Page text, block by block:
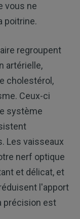
vous ne
poitrine.
regroupent
artérielle,
cholestérol,
Ceux-ci
système
Les vaisseaux
nerf optique
et délicat, et
l'apport
précision est